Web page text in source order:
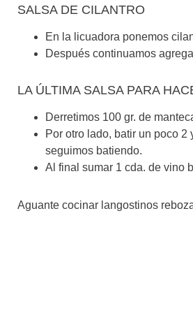
SALSA DE CILANTRO
En la licuadora ponemos
Después continuamos
LA ÚLTIMA SALSA PARA
Derretimos 100 gr. de
Por otro lado, batir un poco
seguimos batiendo.
Al final sumar 1 cda. de vino
Aguante cocinar langostinos